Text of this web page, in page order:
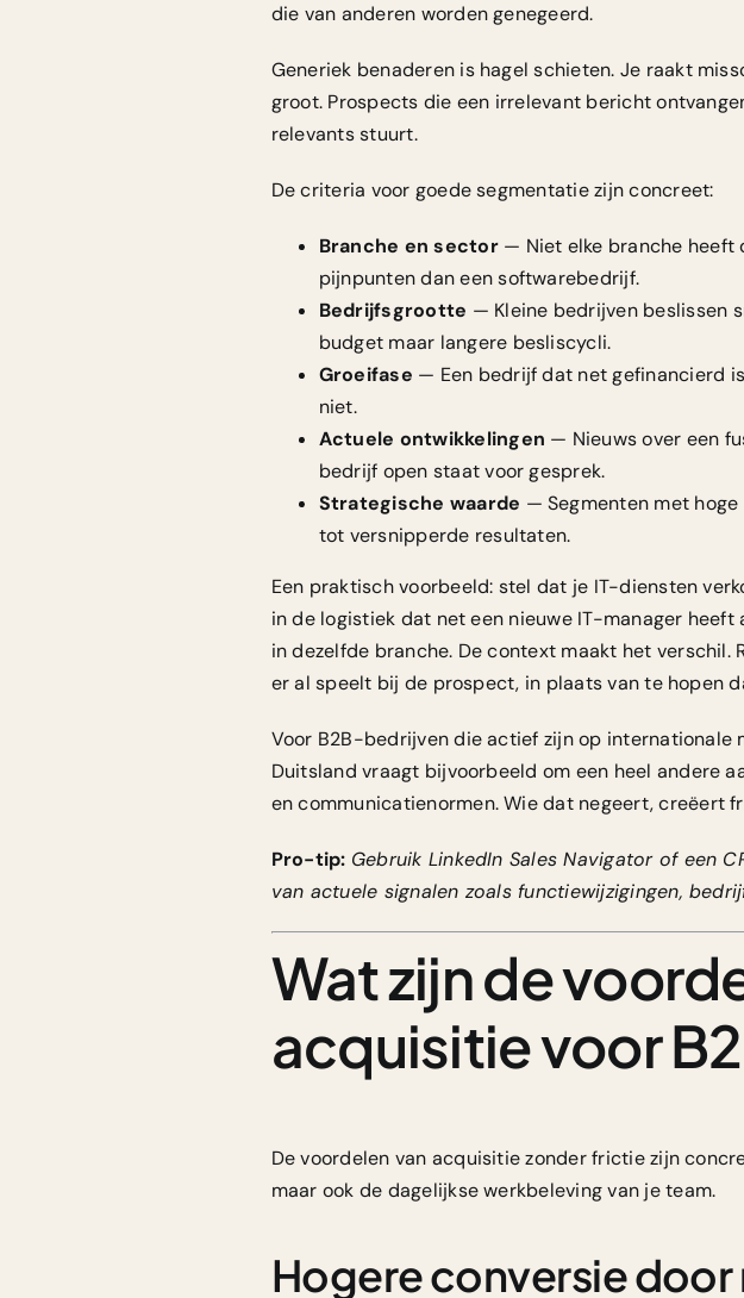
die van anderen worden genegeerd.
Generiek benaderen is hagel schieten. Je raakt
groot. Prospects die een irrelevant bericht
relevants stuurt.
De criteria voor goede segmentatie zijn concreet:
Branche en sector— Niet elke branche heeft
pijnpunten dan een softwarebedrijf.
Bedrijfsgrootte — Kleine bedrijven beslissen
budget maar langere besliscycli.
Groeifase — Een bedrijf dat net gefinancierd
niet.
Actuele ontwikkelingen — Nieuws over een
bedrijf open staat voor gesprek.
Strategische waarde — Segmenten met
tot versnipperde resultaten.
Een praktisch voorbeeld: stel dat je IT-diensten
in de logistiek dat net een nieuwe IT-manager
in dezelfde branche. De context maakt het
er al speelt bij de prospect, in plaats van te hopen
Voor B2B-bedrijven die actief zijn op internationale
Duitsland vraagt bijvoorbeeld om een heel andere
en communicatienormen. Wie dat negeert, creëert
Pro-tip: Gebruik LinkedIn Sales Navigator of een
van actuele signalen zoals functiewijzigingen,
Wat zijn de
acquisitie voor
De voordelen van acquisitie zonder frictie zijn
maar ook de dagelijkse werkbeleving van je team.
Hogere conversie